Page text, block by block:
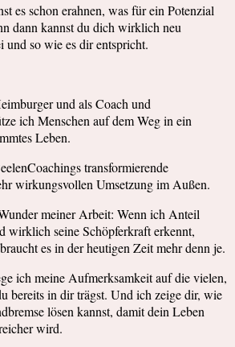
es schon erahnen, was für ein Potenzial
dann kannst du dich wirklich neu
und so wie es dir entspricht.
und als Coach und
ich Menschen auf dem Weg in ein
Leben.
transformierende
wirkungsvollen Umsetzung im Außen.
meiner Arbeit: Wenn ich Anteil
wirklich seine Schöpferkraft erkennt,
es in der heutigen Zeit mehr denn je.
ich meine Aufmerksamkeit auf die vielen,
bereits in dir trägst. Und ich zeige dir, wie
lösen kannst, damit dein Leben
wird.